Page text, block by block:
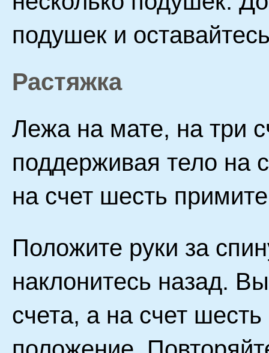
подушек и
Растяжка
Лежа на мате, на три
поддерживая тело на
на счет шесть
Положите руки за
наклонитесь назад.
счета, а на счет